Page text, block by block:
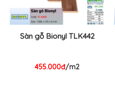
Sàn gỗ Bionyl TLK442
455.000đ/m2